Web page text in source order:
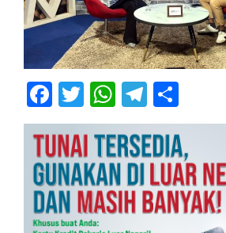
Facebook
Twitter
WhatsApp